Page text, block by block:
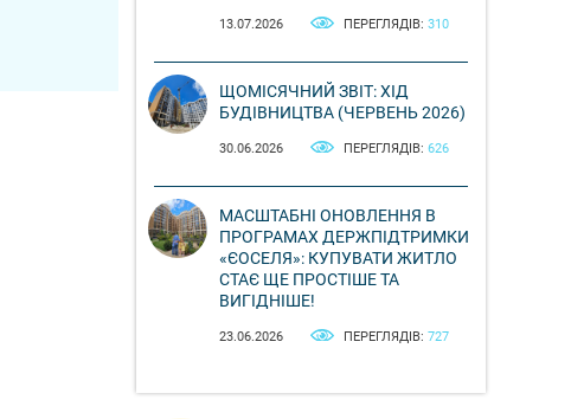
13.07.2026 ПЕРЕГЛЯДІВ: 310
ЩОМІСЯЧНИЙ ЗВІТ: ХІД
БУДІВНИЦТВА (ЧЕРВЕНЬ 2026)
30.06.2026 ПЕРЕГЛЯДІВ: 626
МАСШТАБНІ ОНОВЛЕННЯ В
ПРОГРАМАХ ДЕРЖПІДТРИМКИ
«ЄОСЕЛЯ»: КУПУВАТИ ЖИТЛО
СТАЄ ЩЕ ПРОСТІШЕ ТА
ВИГІДНІШЕ!
23.06.2026 ПЕРЕГЛЯДІВ: 727